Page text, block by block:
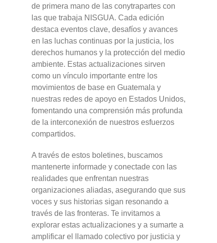
de primera mano de las conytrapartes con
las que trabaja NISGUA. Cada edición
destaca eventos clave, desafíos y avances
en las luchas continuas por la justicia, los
derechos humanos y la protección del medio
ambiente. Estas actualizaciones sirven
como un vínculo importante entre los
movimientos de base en Guatemala y
nuestras redes de apoyo en Estados Unidos,
fomentando una comprensión más profunda
de la interconexión de nuestros esfuerzos
compartidos.
A través de estos boletines, buscamos
mantenerte informade y conectade con las
realidades que enfrentan nuestras
organizaciones aliadas, asegurando que sus
voces y sus historias sigan resonando a
través de las fronteras. Te invitamos a
explorar estas actualizaciones y a sumarte a
amplificar el llamado colectivo por justicia y